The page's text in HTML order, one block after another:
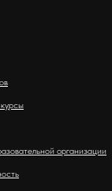
организации